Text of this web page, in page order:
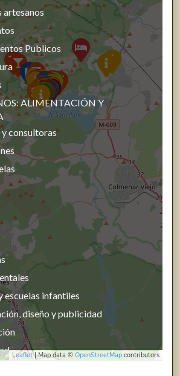
Leaflet| Map data © OpenStreetMap contributors
artesanos
Publicos
ALIMENTACIÓN Y
consultoras
escuelas infantiles
diseño y publicidad